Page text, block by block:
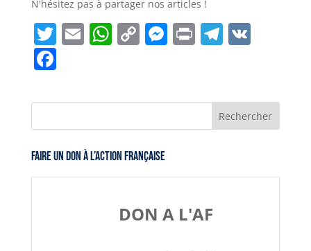
N'hésitez pas à partager nos articles !
T
w
itt
er
E
l
W
s
A
p
p
C
y
Li
n
k
M
e
n
PrT
gr
a
V
F
c
e
b
o
Faire un don à l’Action Française
DON A L'AF